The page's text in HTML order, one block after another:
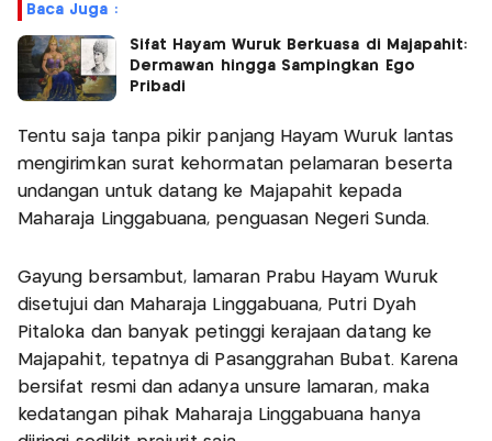
Baca Juga :
Sifat Hayam Wuruk Berkuasa di Majapahit:
Dermawan hingga Sampingkan Ego
Pribadi
Tentu saja tanpa pikir panjang Hayam Wuruk lantas
mengirimkan surat kehormatan pelamaran beserta
undangan untuk datang ke Majapahit kepada
Maharaja Linggabuana, penguasan Negeri Sunda.
Gayung bersambut, lamaran Prabu Hayam Wuruk
disetujui dan Maharaja Linggabuana, Putri Dyah
Pitaloka dan banyak petinggi kerajaan datang ke
Majapahit, tepatnya di Pasanggrahan Bubat. Karena
bersifat resmi dan adanya unsure lamaran, maka
kedatangan pihak Maharaja Linggabuana hanya